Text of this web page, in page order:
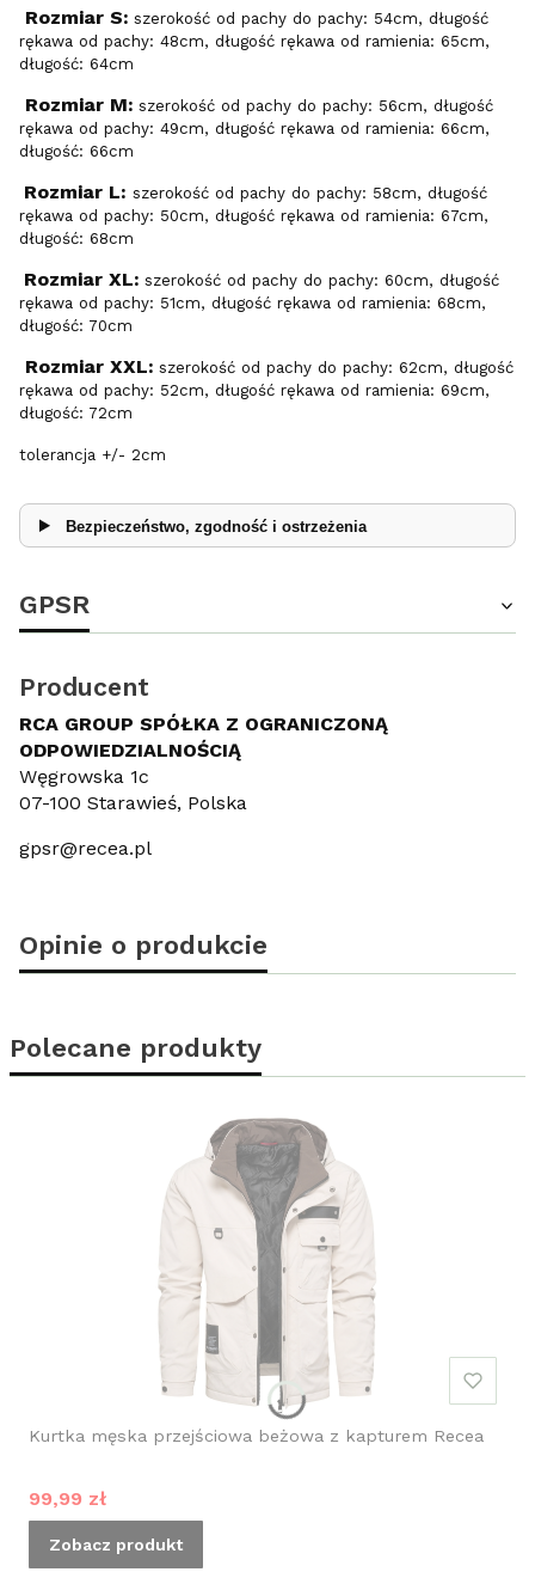
Rozmiar S: szerokość od pachy do pachy: 54cm, długość
rękawa od pachy: 48cm, długość rękawa od ramienia: 65cm,
długość: 64cm
Rozmiar M: szerokość od pachy do pachy: 56cm, długość
rękawa od pachy: 49cm, długość rękawa od ramienia: 66cm,
długość: 66cm
Rozmiar L: szerokość od pachy do pachy: 58cm, długość
rękawa od pachy: 50cm, długość rękawa od ramienia: 67cm,
długość: 68cm
Rozmiar XL: szerokość od pachy do pachy: 60cm, długość
rękawa od pachy: 51cm, długość rękawa od ramienia: 68cm,
długość: 70cm
Rozmiar XXL: szerokość od pachy do pachy: 62cm, długość
rękawa od pachy: 52cm, długość rękawa od ramienia: 69cm,
długość: 72cm
tolerancja +/- 2cm
Bezpieczeństwo, zgodność i ostrzeżenia
GPSR
Producent
RCA GROUP SPÓŁKA Z OGRANICZONĄ
ODPOWIEDZIALNOŚCIĄ
Węgrowska 1c
07-100 Starawieś, Polska
gpsr@recea.pl
Opinie o produkcie
Polecane produkty
Kurtka męska przejściowa beżowa z kapturem Recea
Cena promocyjna
99,99 zł
Zobacz produkt